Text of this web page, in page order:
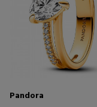
Pandora